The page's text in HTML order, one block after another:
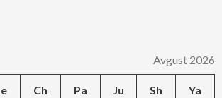
Avgust 2026
Ch Pa Ju Sh Ya